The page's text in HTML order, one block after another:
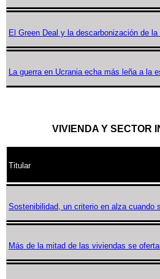
El Green Deal y la descarbonización de
La guerra en Ucrania echa más leña a la
VIVIENDA Y SECTOR
Titular
Sostenibilidad, un criterio en alza cuando
Más de la mitad de las viviendas se